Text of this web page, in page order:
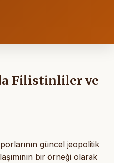
Filistinliler ve
güncel jeopolitik
bir örneği olarak